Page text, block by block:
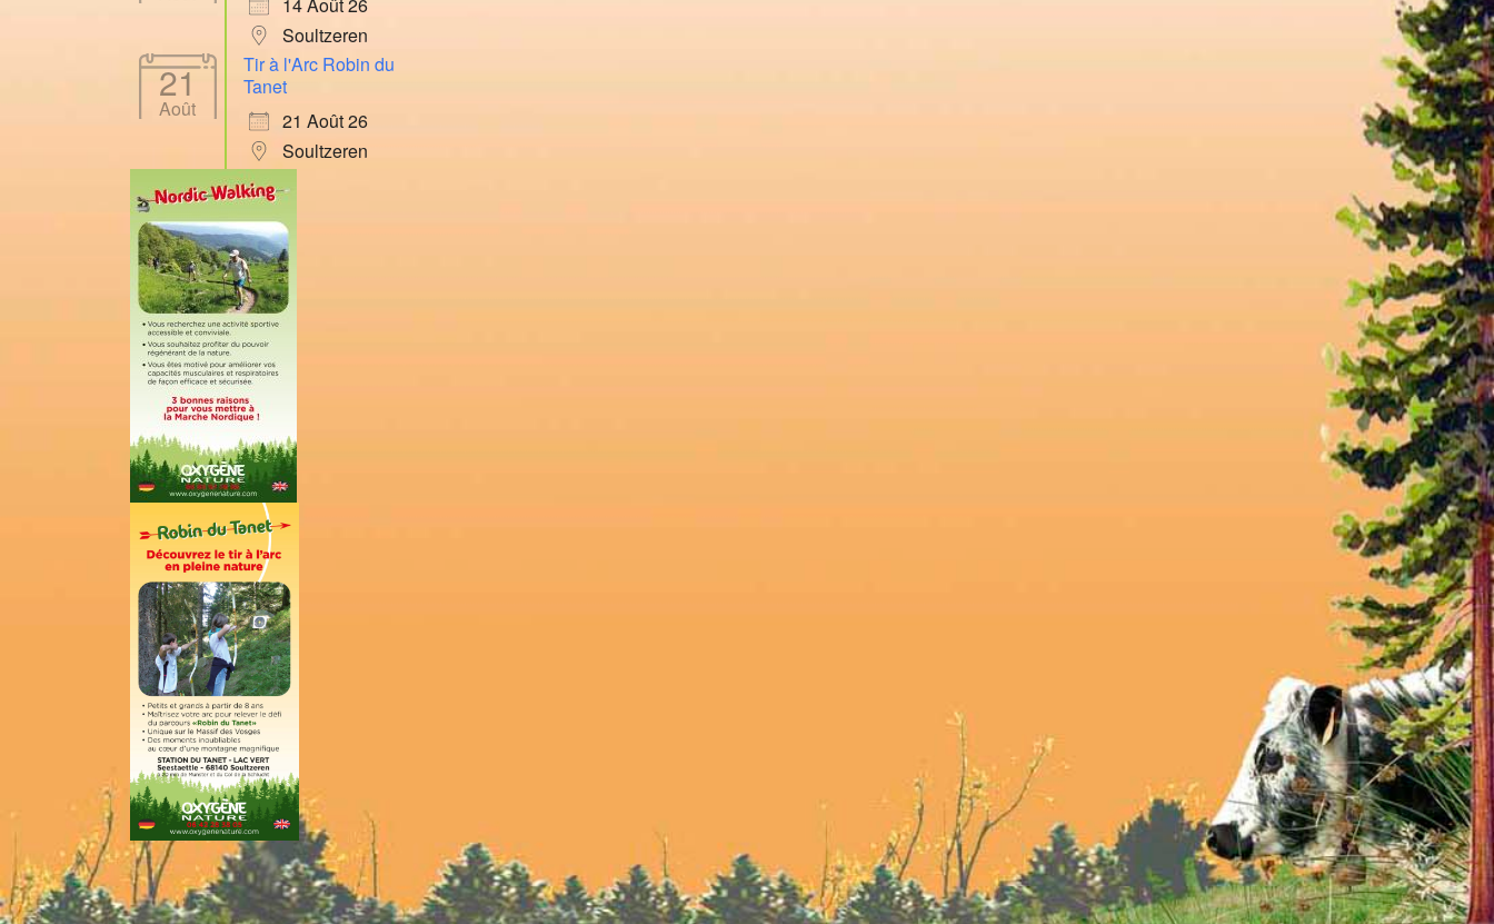
Soultzeren
21
Août
Tir à l'Arc Robin du
Tanet
21 Août 26
Soultzeren